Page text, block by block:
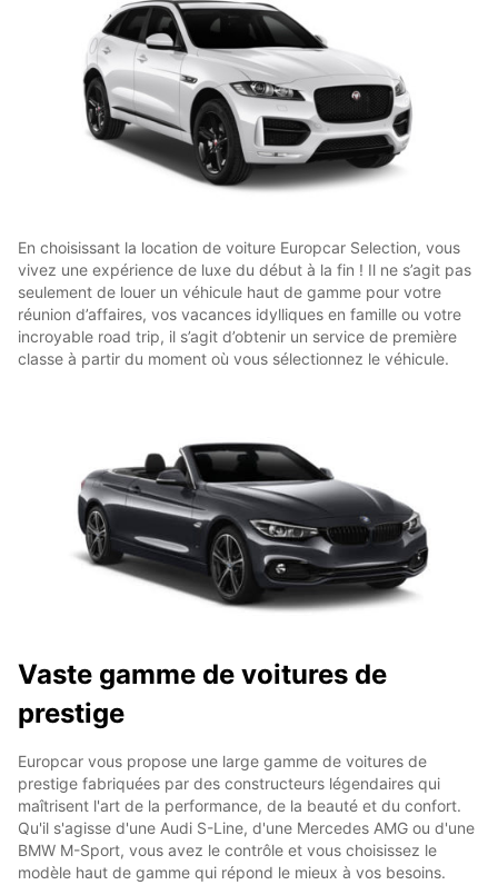
En choisissant la location de voiture Europcar Selection, vous
vivez une expérience de luxe du début à la fin ! Il ne s’agit pas
seulement de louer un véhicule haut de gamme pour votre
réunion d’affaires, vos vacances idylliques en famille ou votre
incroyable road trip, il s’agit d’obtenir un service de première
classe à partir du moment où vous sélectionnez le véhicule.
Vaste gamme de voitures de
prestige
Europcar vous propose une large gamme de voitures de
prestige fabriquées par des constructeurs légendaires qui
maîtrisent l'art de la performance, de la beauté et du confort.
Qu'il s'agisse d'une Audi S-Line, d'une Mercedes AMG ou d'une
BMW M-Sport, vous avez le contrôle et vous choisissez le
modèle haut de gamme qui répond le mieux à vos besoins.